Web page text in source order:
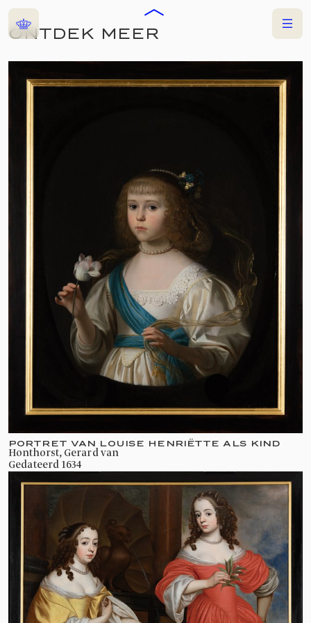
Home Menu
TENTOONSTELLING
GERARD VAN
HONTHORST - IN
ALLES ANDERS DAN
REMBRANDT
25 APRIL 2026
13 SEPTEMBER 2026
Het Centraal Museum in Utrecht
presenteert vanaf 25 april 2026 de eerste
grote overzichtstentoonstelling van
Gerard van Honthorst, met ruim zestig
schilderijen en dertig tekeningen uit
internationale topcollecties.
ONTDEK MEER
PORTRET VAN LOUISE HENRIËTTE ALS KIND
Honthorst, Gerard van
gedateerd 1634